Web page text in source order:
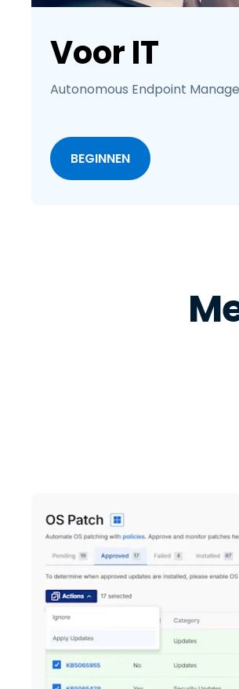
Voor IT
Autonomous Endpoint
BEGINNEN